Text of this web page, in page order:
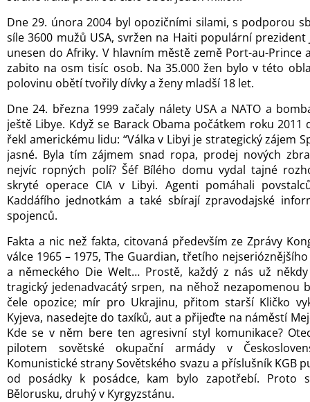
Dne 29. února 2004 byl opozičními silami, s podporou
síle 3600 mužů USA, svržen na Haiti populární
unesen do Afriky. V hlavním městě země Port-au-Prince
zabito na osm tisíc osob. Na 35.000 žen bylo v této
polovinu obětí tvořily dívky a ženy mladší 18 let.
Dne 24. března 1999 začaly nálety USA a NATO a
ještě Libye. Když se Barack Obama počátkem roku
řekl americkému lidu: “Válka v Libyi je strategický zájem
jasné. Byla tím zájmem snad ropa, prodej nových
nejvíc ropných polí? Šéf Bílého domu vydal tajné
skryté operace CIA v Libyi. Agenti pomáhali
Kaddáfího jednotkám a také sbírají zpravodajské
spojenců.
Fakta a nic než fakta, citovaná především ze Zprávy
válce 1965 – 1975, The Guardian, třetího
a německého Die Welt… Prostě, každý z nás už
tragický jedenadvacátý srpen, na něhož nezapomenou
čele opozice; mír pro Ukrajinu, přitom starší Kličko
Kyjeva, nasedejte do taxíků, aut a přijeďte na náměstí
Kde se v něm bere ten agresivní styl komunikace?
pilotem sovětské okupační armády v
Komunistické strany Sovětského svazu a příslušník KGB
od posádky k posádce, kam bylo zapotřebí. Proto
Bělorusku, druhý v Kyrgyzstánu.